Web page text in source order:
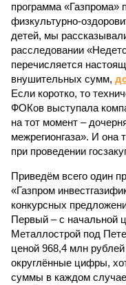
программа «Газпрома»
физкультурно-
детей, мы
расследовании
перечисляется
внушительных сумм,
Если коротко, то
ФОКов выступала
на тот момент –
межрегионгаза». И она
при проведении
Приведём всего один
«Газпром
конкурсных
Первый – с начальной
Металлострой под
ценой 968,4 млн
округлённые цифры,
суммы в каждом